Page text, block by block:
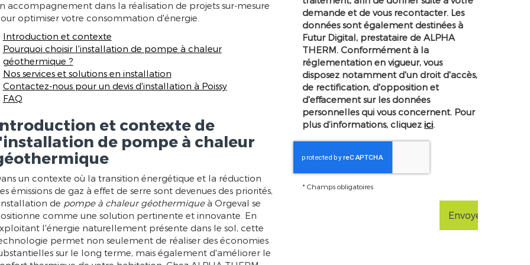
accompagnement dans la réalisation de projets sur-mesure
optimiser votre consommation d'énergie.
Introduction et contexte
Pourquoi choisir l'installation de pompe à chaleur
géothermique ?
Nos services et solutions en installation
Contactez-nous pour un devis d'installation à Poissy
FAQ
et contexte de
de pompe à chaleur
un contexte où la transition énergétique et la réduction
émissions de gaz à effet de serre sont devenues des priorités,
de pompe à chaleur géothermiqueà Orgeval se
comme une solution pertinente et innovante. En
l'énergie naturellement présente dans le sol, cette
permet non seulement de réaliser des économies
sur le long terme, mais également d'améliorer le
demande et de vous recontacter. Les
données sont également destinées à
Futur Digital, prestataire de ALPHA
THERM. Conformément à la
réglementation en vigueur, vous
disposez notamment d'un droit d'accès,
de rectification, d'opposition et
d'effacement sur les données
personnelles qui vous concernent. Pour
plus d’informations, cliquezici.
*Champs obligatoires